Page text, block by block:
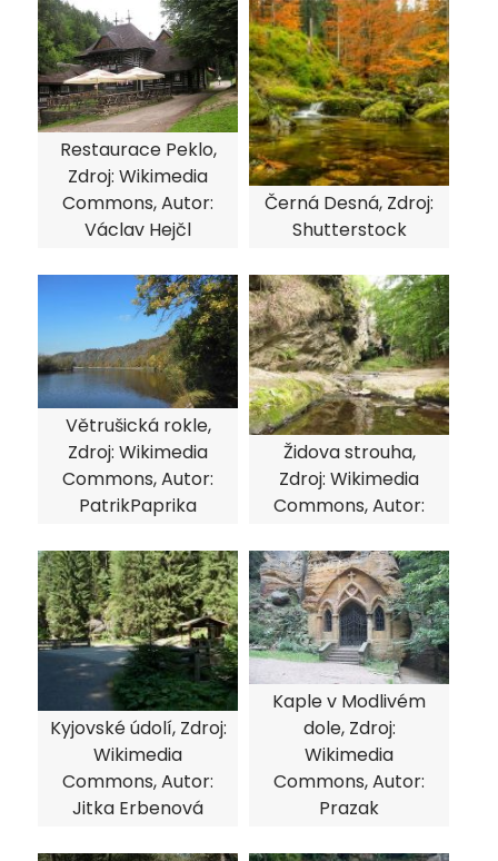
Restaurace Peklo,
Zdroj: Wikimedia
Commons, Autor:
Václav Hejčl
Černá Desná, Zdroj:
Shutterstock
Větrušická rokle,
Zdroj: Wikimedia
Commons, Autor:
PatrikPaprika
Židova strouha,
Zdroj: Wikimedia
Commons, Autor:
Kyjovské údolí, Zdroj:
Wikimedia
Commons, Autor:
Jitka Erbenová
Kaple v Modlivém
dole, Zdroj:
Wikimedia
Commons, Autor:
Prazak